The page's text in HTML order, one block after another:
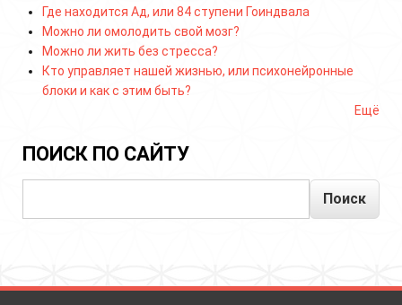
Где находится Ад, или 84 ступени Гоиндвала
Можно ли омолодить свой мозг?
Можно ли жить без стресса?
Кто управляет нашей жизнью, или психонейронные
блоки и как с этим быть?
Ещё
ПОИСК ПО САЙТУ